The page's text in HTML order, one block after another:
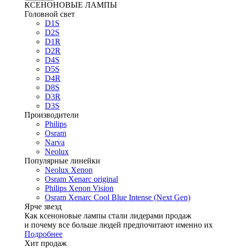
КСЕНОНОВЫЕ ЛАМПЫ
Головной свет
D1S
D2S
D1R
D2R
D4S
D5S
D4R
D8S
D3R
D3S
Производители
Philips
Osram
Narva
Neolux
Популярные линейки
Neolux Xenon
Osram Xenarc original
Philips Xenon Vision
Osram Xenarc Cool Blue Intense (Next Gen)
Ярче звезд
Как ксеноновые лампы стали лидерами продаж
и почему все больше людей предпочитают именно их
Подробнее
Хит продаж